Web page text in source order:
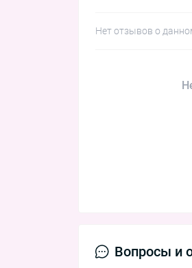
Нет отзывов о
Вопросы и